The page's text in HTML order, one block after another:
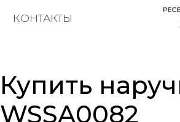
КОНТАКТЫ
Купить
WSSA0082